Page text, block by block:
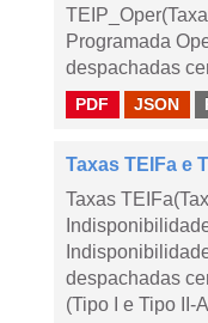
Programada
despachadas
PDF JSON
Taxas TEIFa e
Taxas
despachadas
(Tipo I e Tipo II-